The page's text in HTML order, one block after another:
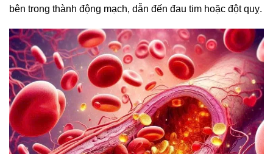
bên trong thành động mạch, dẫn đến đau tim hoặc đột quỵ.